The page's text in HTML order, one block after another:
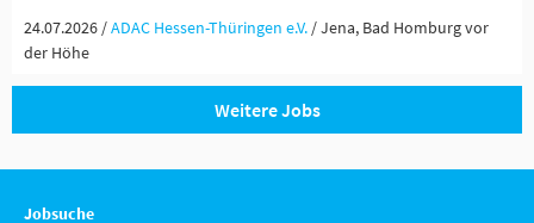
24.07.2026 /ADAC Hessen-Thüringen e.V. / Jena, Bad Homburg vor
der Höhe
Weitere Jobs
Jobsuche